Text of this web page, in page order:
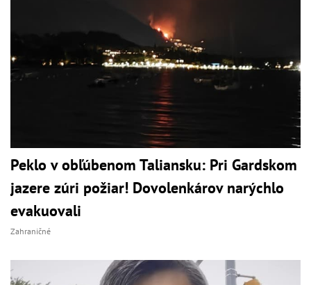
Peklo v obľúbenom Taliansku: Pri Gardskom
jazere zúri požiar! Dovolenkárov narýchlo
evakuovali
Zahraničné